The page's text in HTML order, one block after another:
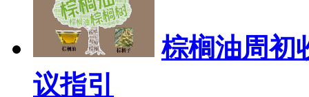
棕榈油周初
议指引